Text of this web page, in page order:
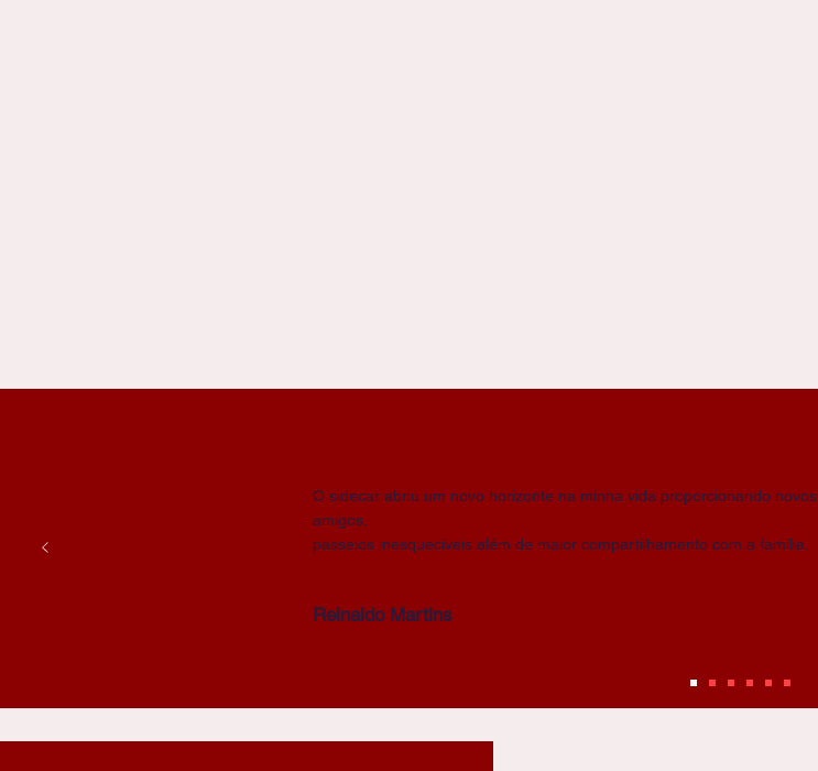
O sidecar abriu um novo horizonte na minha vida proporcionando novos
amigos,
passeios inesquecíveis além de maior compartilhamento com a família.
Reinaldo Martins